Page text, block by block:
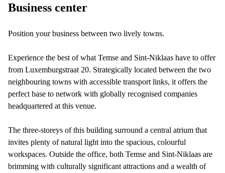
Business center
Position your business between two lively towns.
Experience the best of what Temse and Sint-Niklaas have to offer
from Luxemburgstraat 20. Strategically located between the two
neighbouring towns with accessible transport links, it offers the
perfect base to network with globally recognised companies
headquartered at this venue.
The three-storeys of this building surround a central atrium that
invites plenty of natural light into the spacious, colourful
workspaces. Outside the office, both Temse and Sint-Niklaas are
brimming with culturally significant attractions and a wealth of